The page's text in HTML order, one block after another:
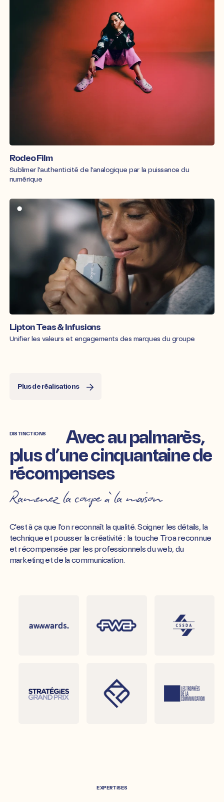
Rodeo Film
Sublimer l'authenticité de l'analogique par la puissance du
numérique
Lipton Teas & Infusions
Unifier les valeurs et engagements des marques du groupe
Plus de réalisations
DISTINCTIONS
Avec au palmarès,
plus d’une cinquantaine de
récompenses
Ramenez la coupe à la maison
C'est à ça que l'on reconnaît la qualité. Soigner les détails, la
technique et pousser la créativité : la touche Troa reconnue
et récompensée par les professionnels du web, du
marketing et de la communication.
EXPERTISES